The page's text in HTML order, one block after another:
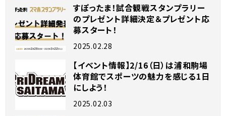
すぽったま！試合観戦スタンプラリー
のプレゼント詳細決定＆プレゼント応
募スタート！
2025.02.28
【イベント情報】2/16（日）は浦和駒場
体育館でスポーツの魅力を感じる1日
にしよう！
2025.02.03